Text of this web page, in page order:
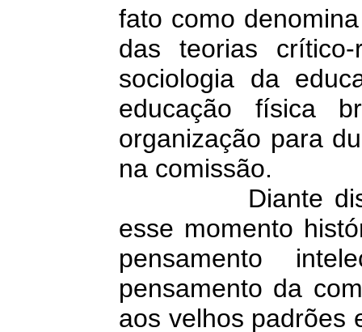
fato como
das teorias
sociologia da
educação física
organização para
na comissão.
Diante disso,
esse momento
pensamento
pensamento da
aos velhos padrões